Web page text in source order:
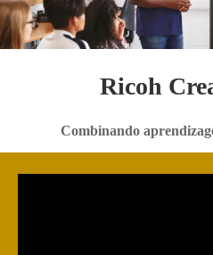
Ricoh
Combinando